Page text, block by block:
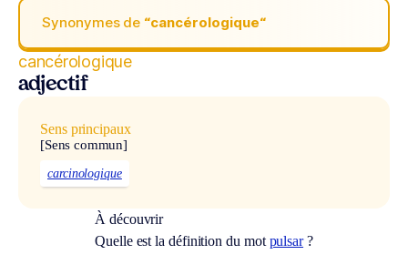
Synonymes de “cancérologique“
cancérologique
adjectif
Sens principaux
[Sens commun]
carcinologique
À découvrir
Quelle est la définition du mot pulsar?